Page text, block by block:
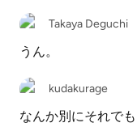
Takaya Deguchi
うん。
kudakurage
なんか別にそれで